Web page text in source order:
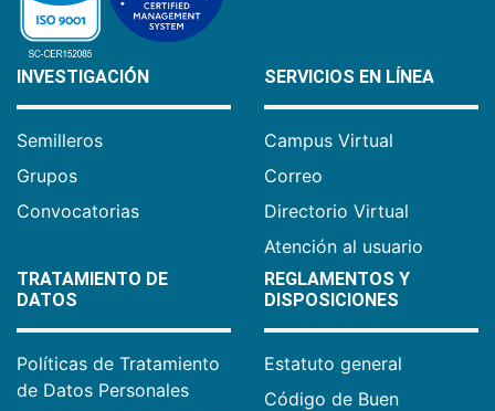
INVESTIGACIÓN
Semilleros
Grupos
Convocatorias
SERVICIOS EN LÍNEA
Campus Virtual
Correo
Directorio Virtual
Atención al usuario
TRATAMIENTO DE
DATOS
Políticas de Tratamiento
de Datos Personales
REGLAMENTOS Y
DISPOSICIONES
Estatuto general
Código de Buen